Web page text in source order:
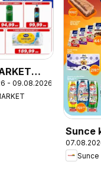
Vikend
- 09.08.2026
Sunce
Луде
Sunce